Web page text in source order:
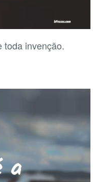
toda invenção.